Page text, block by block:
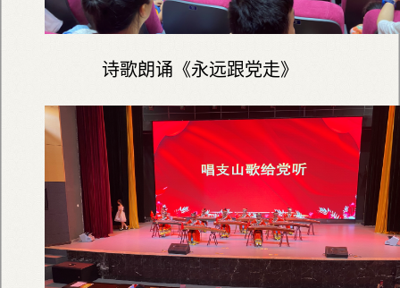
诗歌朗诵《永远跟党走》